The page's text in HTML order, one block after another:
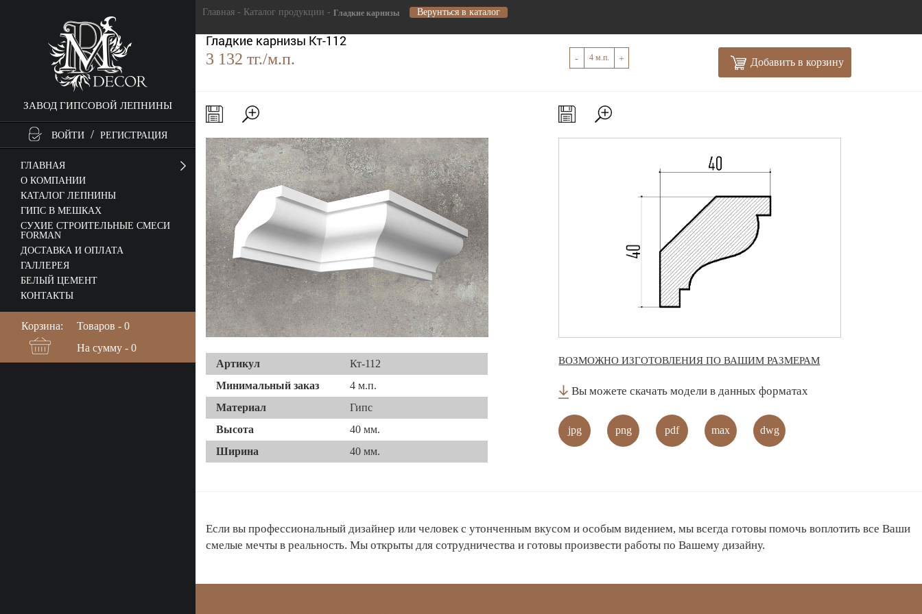
ЗАВОД ГИПСОВОЙ ЛЕПНИНЫ
ВОЙТИ / РЕГИСТРАЦИЯ
ГЛАВНАЯ
О КОМПАНИИ
КАТАЛОГ ЛЕПНИНЫ
ГИПС В МЕШКАХ
СУХИЕ СТРОИТЕЛЬНЫЕ СМЕСИ
FORMAN
ДОСТАВКА И ОПЛАТА
ГАЛЛЕРЕЯ
БЕЛЫЙ ЦЕМЕНТ
КОНТАКТЫ
Корзина: Товаров - 0
На сумму - 0
Главная - Каталог продукции - Гладкие карнизы Верунться в каталог
Гладкие карнизы Кт-112
3 132 тг./м.п. - + Добавить в корзину
Артикул
Кт-112
Минимальный заказ
4 м.п.
Материал
Гипс
Высота
40 мм.
Ширина
40 мм.
ВОЗМОЖНО ИЗГОТОВЛЕНИЯ ПО ВАШИМ РАЗМЕРАМ
Вы можете скачать модели в данных форматах
jpg png pdf max dwg
Если вы профессиональный дизайнер или человек с утонченным вкусом и особым видением, мы всегда готовы помочь воплотить все Ваши
смелые мечты в реальность. Мы открыты для сотрудничества и готовы произвести работы по Вашему дизайну.